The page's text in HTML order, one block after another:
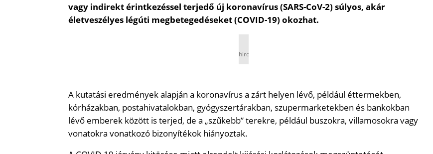
vagy indirekt érintkezéssel terjedő új koronavírus (SARS-CoV-2) súlyos, akár
életveszélyes légúti megbetegedéseket (COVID-19) okozhat.
hirdetés
A kutatási eredmények alapján a koronavírus a zárt helyen lévő, például éttermekben,
kórházakban, postahivatalokban, gyógyszertárakban, szupermarketekben és bankokban
lévő emberek között is terjed, de a „szűkebb” terekre, például buszokra, villamosokra vagy
vonatokra vonatkozó bizonyítékok hiányoztak.